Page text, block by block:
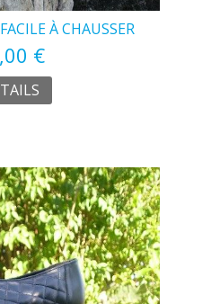
À CHAUSSER
€